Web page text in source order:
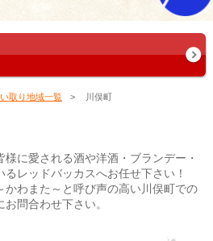
取り地域一覧 川俣町
に愛される酒や洋酒・ブランデー・
レッドバッカスへお任せ下さい！
かわまた～と呼び声の高い川俣町での
問合わせ下さい。